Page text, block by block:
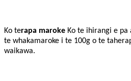
Ko terapa maroke Ko te ihirangi e
te whakamaroke i te 100g o te
waikawa.